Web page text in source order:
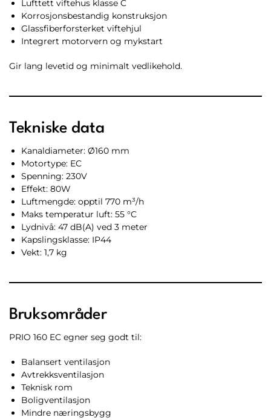
Lufttett viftehus klasse C
Korrosjonsbestandig konstruksjon
Glassfiberforsterket viftehjul
Integrert motorvern og mykstart
Gir lang levetid og minimalt vedlikehold.
Tekniske data
Kanaldiameter: Ø160 mm
Motortype: EC
Spenning: 230V
Effekt: 80W
Luftmengde: opptil 770 m³/h
Maks temperatur luft: 55 °C
Lydnivå: 47 dB(A) ved 3 meter
Kapslingsklasse: IP44
Vekt: 1,7 kg
Bruksområder
PRIO 160 EC egner seg godt til:
Balansert ventilasjon
Avtrekksventilasjon
Teknisk rom
Boligventilasjon
Mindre næringsbygg